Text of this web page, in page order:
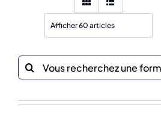
Afficher 60 articles
Recherche
sur